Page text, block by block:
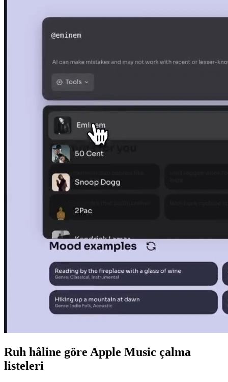
Ruh hâline göre Apple Music çalma
listeleri